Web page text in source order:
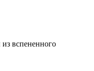
вспененного